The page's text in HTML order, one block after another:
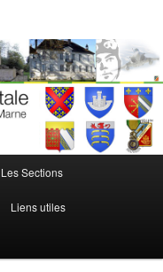
Les Sections
Liens utiles